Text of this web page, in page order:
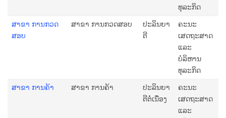
ທຸລະກິດ
ສາຂາ ການກວດ
ສອບ
ສາຂາ ການກວດສອບ
ປະລິນຍາ
ຕີ
ຄະນະ
ເສດຖະສາດ
ແລະ
ບໍລິຫານ
ທຸລະກິດ
ສາຂາ ການຄ້າ ສາຂາ ການຄ້າ
ປະລິນຍາ
ຕີຕໍ່ເນື່ອງ
ຄະນະ
ເສດຖະສາດ
ແລະ